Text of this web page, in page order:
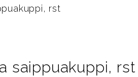
rst
saippuakuppi, rst